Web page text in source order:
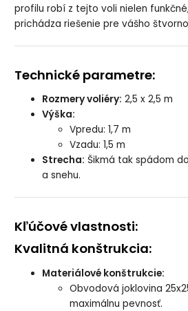
profilu robí z tejto voli nielen
prichádza riešenie pre vášho
Technické parametre:
Rozmery voliéry: 2,5 x 2,5 m
Výška:
Vpredu: 1,7 m
Vzadu: 1,5 m
Strecha: Šikmá tak spádom
a snehu.
Kľúčové vlastnosti:
Kvalitná konštrukcia:
Materiálové konštrukcie:
Obvodová joklovina
maximálnu pevnosť.